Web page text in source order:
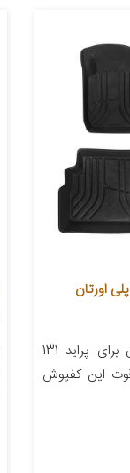
اورتان
معرفی محصول کفپوش فوق برای پراید 131
این کفپوش